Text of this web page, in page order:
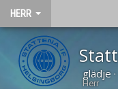
HERR
glädje
Herr